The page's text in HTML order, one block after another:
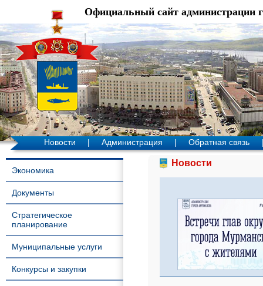
Официальный сайт администрации
Новости | Администрация | Обратная связь |
Экономика
Документы
Стратегическое
планирование
Муниципальные услуги
Конкурсы и закупки
Новости